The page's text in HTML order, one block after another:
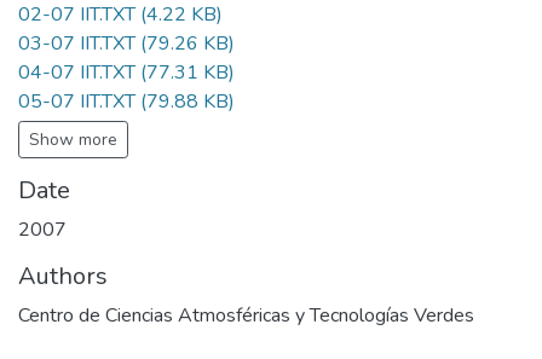
02-07 IIT.TXT(4.22 KB)
03-07 IIT.TXT(79.26 KB)
04-07 IIT.TXT(77.31 KB)
05-07 IIT.TXT(79.88 KB)
Show more
Date
2007
Authors
Centro de Ciencias Atmosféricas y Tecnologías Verdes